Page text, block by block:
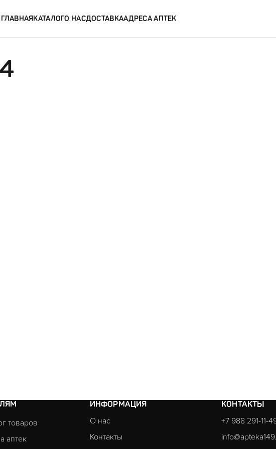
ГЛАВНАЯКАТАЛОГО НАСДОСТАВКААДРЕСА АПТЕК
товаров
аптек
ИНФОРМАЦИЯ
О нас
Контакты
КОНТАКТЫ
+7 988 291-11-